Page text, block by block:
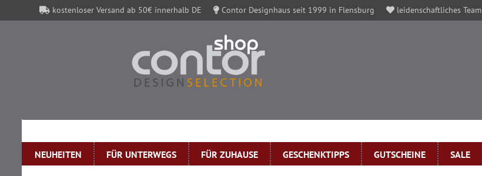
kostenloser Versand ab 50€ innerhalb DE Contor Designhaus seit 1999 in Flensburg leidenschaftliches Team
NEUHEITEN FÜR UNTERWEGS FÜR ZUHAUSE GESCHENKTIPPS GUTSCHEINE SALE
» 5mm Filz rund 10cm Durchmesser